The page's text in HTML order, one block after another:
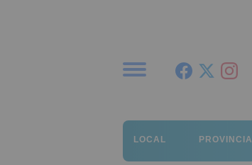
LOCAL PROVINCIA